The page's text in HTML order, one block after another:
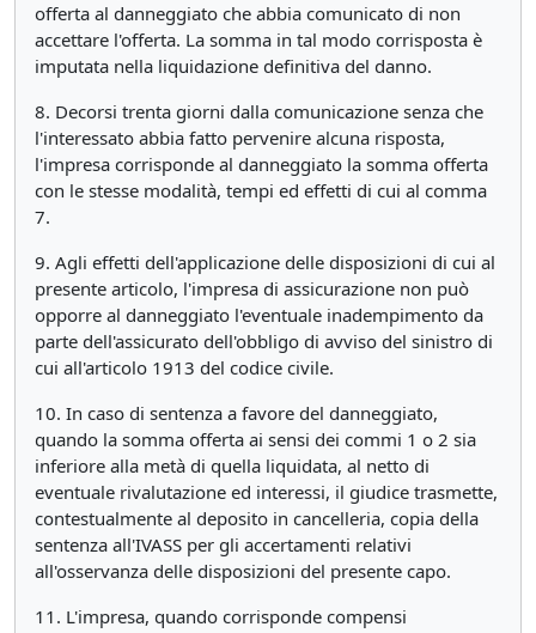
offerta al danneggiato che abbia comunicato di non
accettare l'offerta. La somma in tal modo corrisposta è
imputata nella liquidazione definitiva del danno.
8. Decorsi trenta giorni dalla comunicazione senza che
l'interessato abbia fatto pervenire alcuna risposta,
l'impresa corrisponde al danneggiato la somma offerta
con le stesse modalità, tempi ed effetti di cui al comma
7.
9. Agli effetti dell'applicazione delle disposizioni di cui al
presente articolo, l'impresa di assicurazione non può
opporre al danneggiato l'eventuale inadempimento da
parte dell'assicurato dell'obbligo di avviso del sinistro di
cui all'articolo 1913 del codice civile.
10. In caso di sentenza a favore del danneggiato,
quando la somma offerta ai sensi dei commi 1 o 2 sia
inferiore alla metà di quella liquidata, al netto di
eventuale rivalutazione ed interessi, il giudice trasmette,
contestualmente al deposito in cancelleria, copia della
sentenza all'IVASS per gli accertamenti relativi
all'osservanza delle disposizioni del presente capo.
11. L'impresa, quando corrisponde compensi